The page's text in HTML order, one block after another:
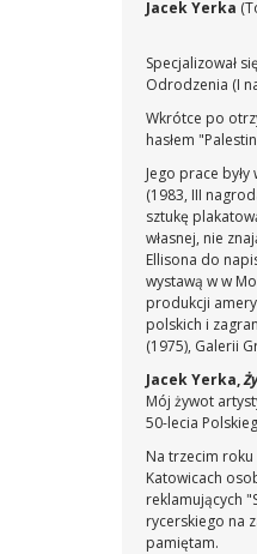
Jacek Yerka
Specjalizował
Odrodzenia (I
Wkrótce po
hasłem
Jego prace
(1983, III
sztukę
własnej, nie
Ellisona do
wystawą w w
produkcji
polskich i
(1975), Galerii
Jacek Yerka,
Mój żywot
50-lecia
Na trzecim roku
Katowicach
reklamujących
rycerskiego na
pamiętam.